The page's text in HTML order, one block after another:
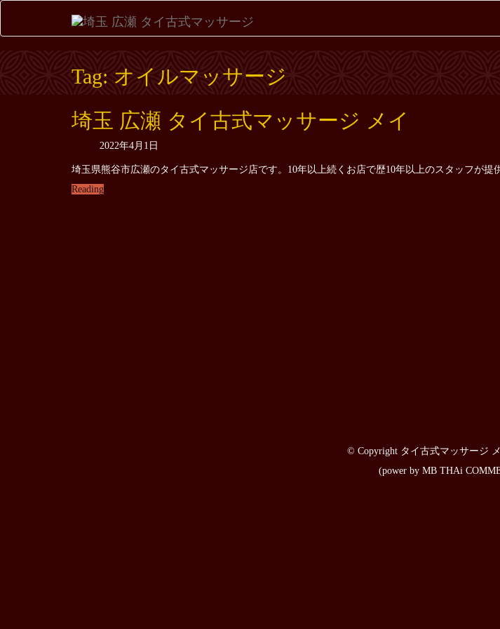
Tag: オイルマッサージ
埼玉 広瀬 タイ古式マッサージ メイ
2022年4月1日
埼玉県熊谷市広瀬のタイ古式マッサージ店です。10年以上続くお店で歴10年以上のスタッフが提
Reading
© Copyright タイ古式マッサージ
(power by MB THAi